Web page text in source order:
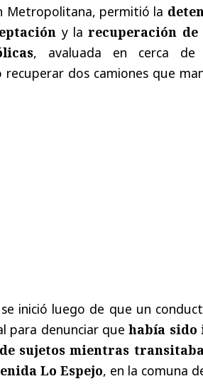
Metropolitana, permitió la
y larecuperación
, avaluada en cerca de
recuperar dos camiones que
inició luego de que un
para denunciar quehabía
sujetos mientras
Lo Espejo, en la comuna